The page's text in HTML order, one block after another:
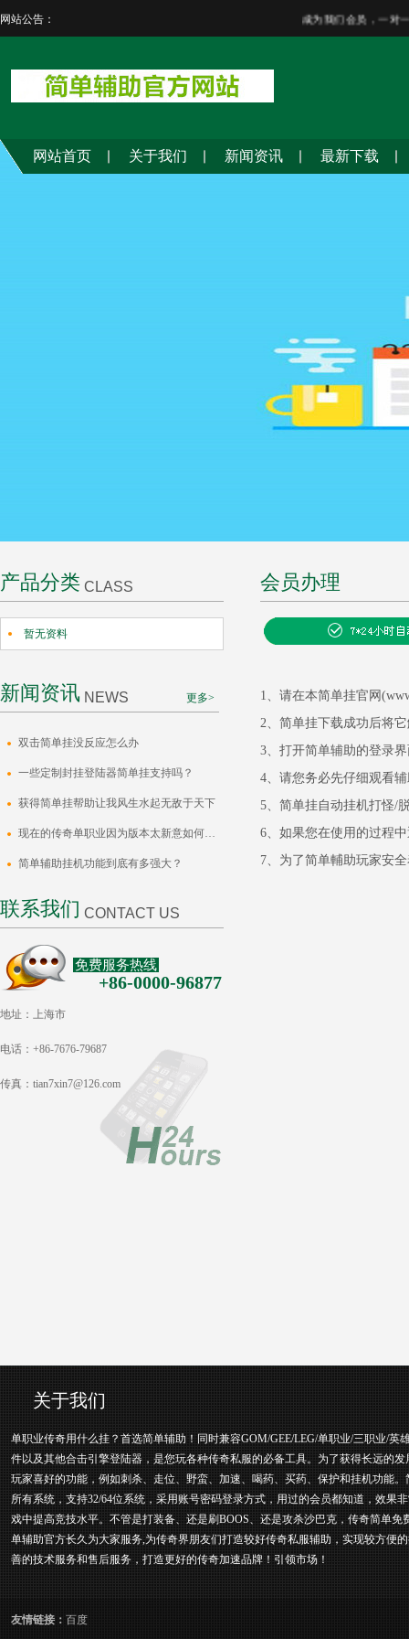
网站公告： 成为我们会员，一对
网站首页 关于我们 新闻资讯 最新下载
产品分类 CLASS
暂无资料
新闻资讯 NEWS 更多>
双击简单挂没反应怎么办
一些定制封挂登陆器简单挂支持吗？
获得简单挂帮助让我风生水起无敌于天下
​现在的传奇单职业因为版本太新意如何去…
简单辅助挂机功能到底有多强大？
联系我们 CONTACT US
免费服务热线
+86-0000-96877
地址：上海市
电话：+86-7676-79687
传真：tian7xin7@126.com
会员办理
1、请在本简单挂官网
2、 简单挂下载成功后将
3、打开简单辅助的登录
4、请您务必先仔细观看
5、 简单挂自动挂机打怪/
6、如果您在使用的过程
7、为了简单輔助玩家安
关于我们
单职业传奇用什么挂？首选简单辅助！同时兼容GOM/GEE/LEG/单职业/三职业/英
件以及其他合击引擎登陆器，是您玩各种传奇私服的必备工具。为了获得长远的
玩家喜好的功能，例如刺杀、走位、野蛮、加速、喝药、买药、保护和挂机功能
所有系统，支持32/64位系统，采用账号密码登录方式，用过的会员都知道，效果
戏中提高竞技水平。不管是打装备、还是刷BOOS、还是攻杀沙巴克，传奇简单免
单辅助官方长久为大家服务,为传奇界朋友们打造较好传奇私服辅助，实现较方便
善的技术服务和售后服务，打造更好的传奇加速品牌！引领市场！
友情链接： 百度